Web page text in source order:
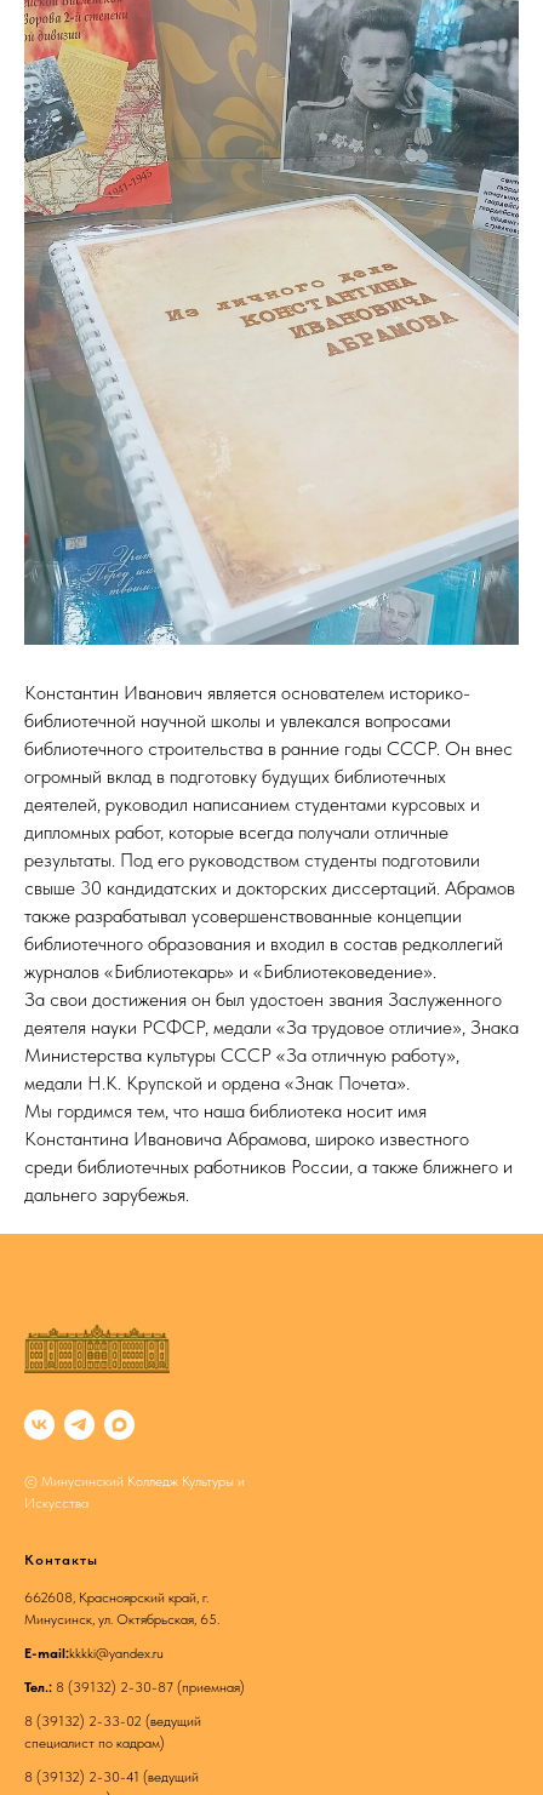
Константин Иванович является основателем историко-
библиотечной научной школы и увлекался вопросами
библиотечного строительства в ранние годы СССР. Он внес
огромный вклад в подготовку будущих библиотечных
деятелей, руководил написанием студентами курсовых и
дипломных работ, которые всегда получали отличные
результаты. Под его руководством студенты подготовили
свыше 30 кандидатских и докторских диссертаций. Абрамов
также разрабатывал усовершенствованные концепции
библиотечного образования и входил в состав редколлегий
журналов «Библиотекарь» и «Библиотековедение».
За свои достижения он был удостоен звания Заслуженного
деятеля науки РСФСР, медали «За трудовое отличие», Знака
Министерства культуры СССР «За отличную работу»,
медали Н.К. Крупской и ордена «Знак Почета».
Мы гордимся тем, что наша библиотека носит имя
Константина Ивановича Абрамова, широко известного
среди библиотечных работников России, а также ближнего и
дальнего зарубежья.
© Минусинский Колледж Культуры и
Искусства
Контакты
662608, Красноярский край, г.
Минусинск, ул. Октябрьская, 65.
E-mail:kkkki@yandex.ru
Тел.: 8 (39132) 2-30-87 (приемная)
8 (39132) 2-33-02 (ведущий
специалист по кадрам)
8 (39132) 2-30-41 (ведущий